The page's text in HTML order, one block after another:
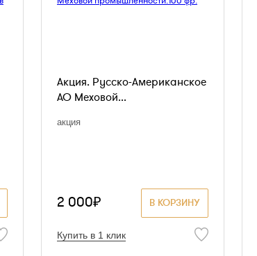
Акция. Русско-Американское
АО Меховой...
акция
В КОРЗИНУ
2 000₽
Купить в 1 клик